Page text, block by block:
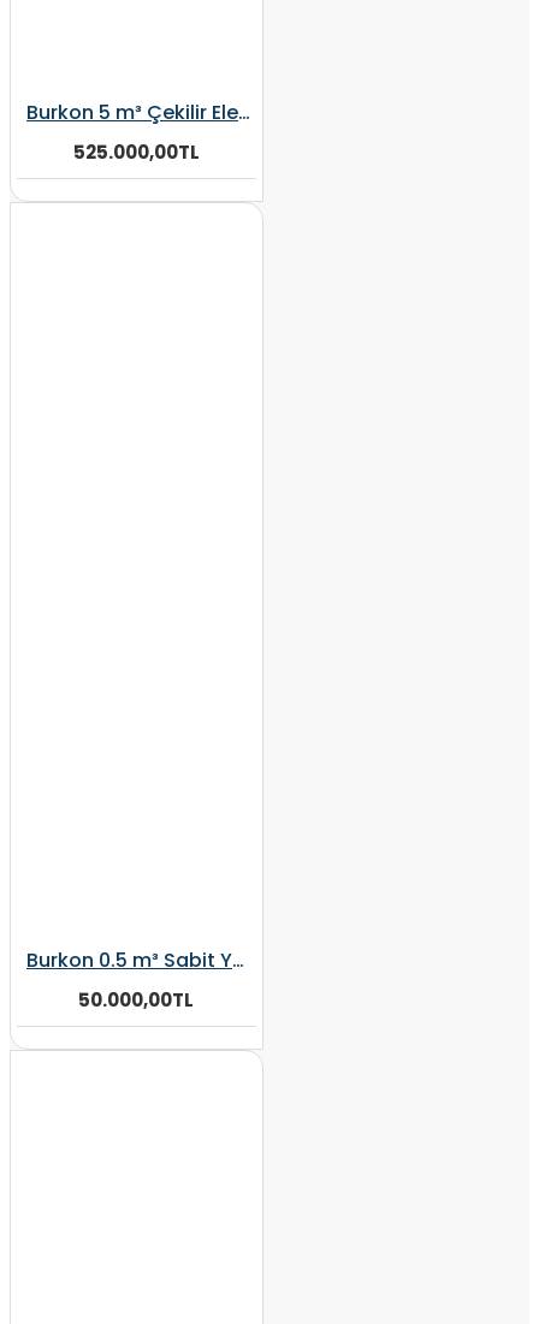
Burkon 5 m³ Çekilir Elektrikli Şaftlı Kepçeli Yem Karma Makinesi
525.000,00TL
Burkon 0.5 m³ Sabit Yem Karma Makinesi
50.000,00TL